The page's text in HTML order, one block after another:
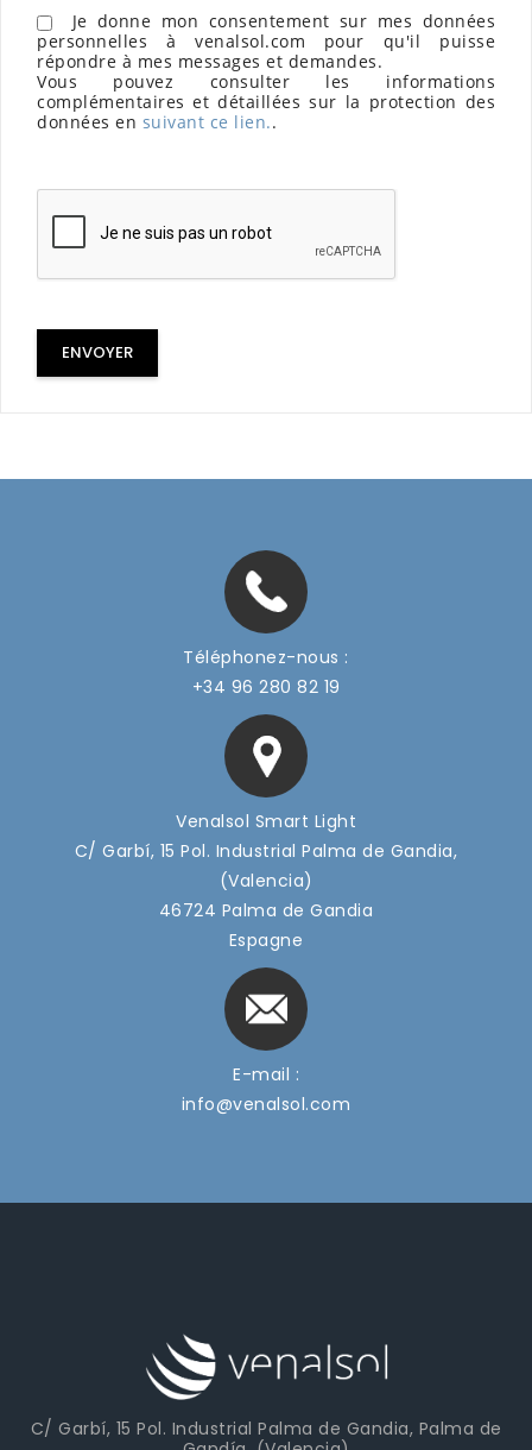
Je donne mon consentement sur mes données
personnelles à venalsol.com pour qu'il puisse
répondre à mes messages et demandes.
Vous pouvez consulter les informations
complémentaires et détaillées sur la protection des
données en suivant ce lien..
ENVOYER
Téléphonez-nous :
+34 96 280 82 19
Venalsol Smart Light
C/ Garbí, 15 Pol. Industrial Palma de Gandia,
(Valencia)
46724 Palma de Gandia
Espagne
E-mail :
info@venalsol.com
C/ Garbí, 15 Pol. Industrial Palma de Gandia, Palma de